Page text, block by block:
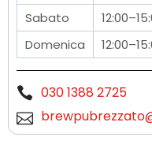
Sabato
Domenica
030 1388 2725